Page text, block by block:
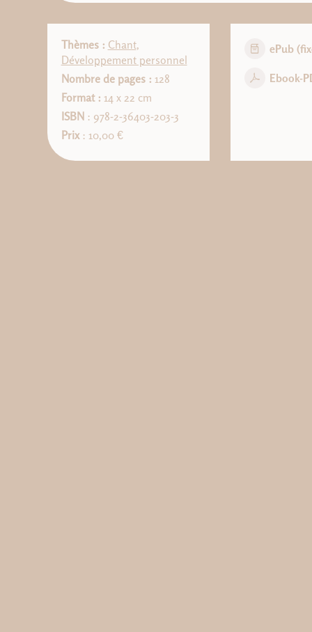
Thèmes : Chant,
Développement personnel
Nombre de pages : 128
Format : 14 x 22 cm
ISBN : 978-2-36403-203-3
Prix: 10,00 €
ePub
Ebook-